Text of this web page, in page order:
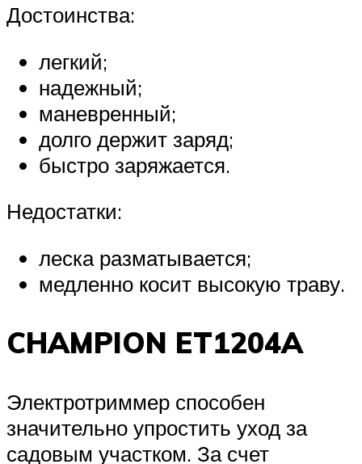
Достоинства:
легкий;
надежный;
маневренный;
долго держит заряд;
быстро заряжается.
Недостатки:
леска разматывается;
медленно косит высокую траву.
CHAMPION ET1204A
Электротриммер способен
значительно упростить уход за
садовым участком. За счет